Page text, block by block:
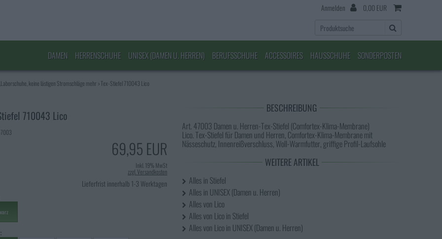
Anmelden 0,00 EUR
DAMEN HERRENSCHUHE UNISEX (DAMEN U. HERREN) BERUFSSCHUHE ACCESSOIRES HAUSSCHUHE SONDERPOSTEN
keine lästigen Stromschläge mehr >Tex-Stiefel 710043 Lico
710043 Lico
69,95 EUR
Inkl. 19% MwSt
zzgl. Versandkosten
Lieferfrist innerhalb 1-3 Werktagen
BESCHREIBUNG
Art. 47003 Damen u. Herren-Tex-Stiefel (Comfortex-Klima-Membrane)
Lico. Tex-Stiefel für Damen und Herren, Comfortex-Klima-Membrane mit
Nässeschutz, Innenreißverschluss, Woll-Warmfutter, griffige Profil-Laufsohle
WEITERE ARTIKEL
Alles in Stiefel
Alles in UNISEX (Damen u. Herren)
Alles von Lico
Alles von Lico in Stiefel
Alles von Lico in UNISEX (Damen u. Herren)